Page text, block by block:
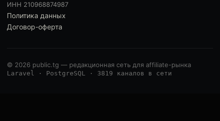
ИНН 210968874987
Политика данных
Договор-оферта
© 2026 public.tg — редакционная сеть для affiliate-рынка
Laravel · PostgreSQL · 3819 каналов в сети